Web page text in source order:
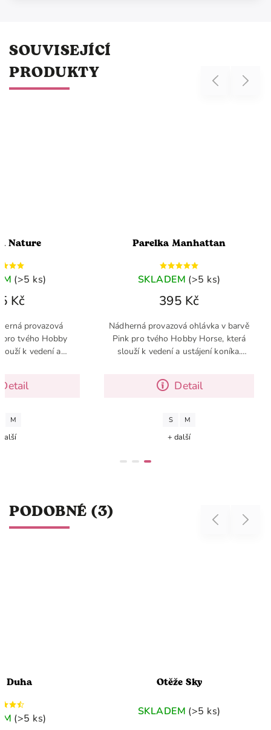
SOUVISEJÍCÍ
PRODUKTY
Previous
Nature
(>5 ks)
Kč
Detail
provazová
pro tvého Hobby
k vedení a
M
Parelka Manhattan
SKLADEM (>5 ks)
395 Kč
Detail
Nádherná provazová ohlávka v barvě
Pink pro tvého Hobby Horse, která
slouží k vedení a ustájení koníka.
Hobby Horse, který by v tvé výbavě
neměl...
S M
+ další
Next
PODOBNÉ (3) Previous
Duha
(>5 ks)
Otěže Sky
SKLADEM (>5 ks)
Next